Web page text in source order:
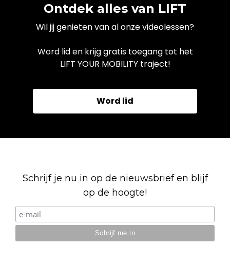
Ontdek alles van LIFT
Wil jij genieten van al onze videolessen?
Word lid en krijg gratis toegang tot het
LIFT YOUR MOBILITY traject!
Word lid
Schrijf je nu in op de nieuwsbrief en blijf
op de hoogte!